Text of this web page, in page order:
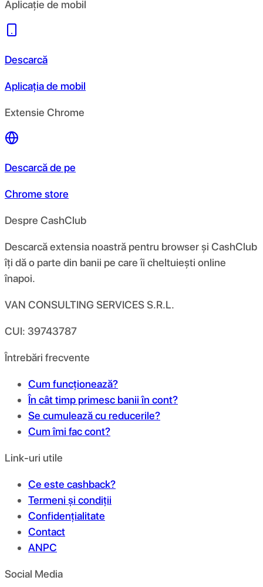
Aplicație de mobil
Descarcă
Aplicația de mobil
Extensie Chrome
Descarcă de pe
Chrome store
Despre CashClub
Descarcă extensia noastră pentru browser și CashClub
îți dă o parte din banii pe care îi cheltuiești online
înapoi.
VAN CONSULTING SERVICES S.R.L.
CUI: 39743787
Întrebări frecvente
Cum funcționează?
În cât timp primesc banii în cont?
Se cumulează cu reducerile?
Cum îmi fac cont?
Link-uri utile
Ce este cashback?
Termeni și condiții
Confidențialitate
Contact
ANPC
Social Media